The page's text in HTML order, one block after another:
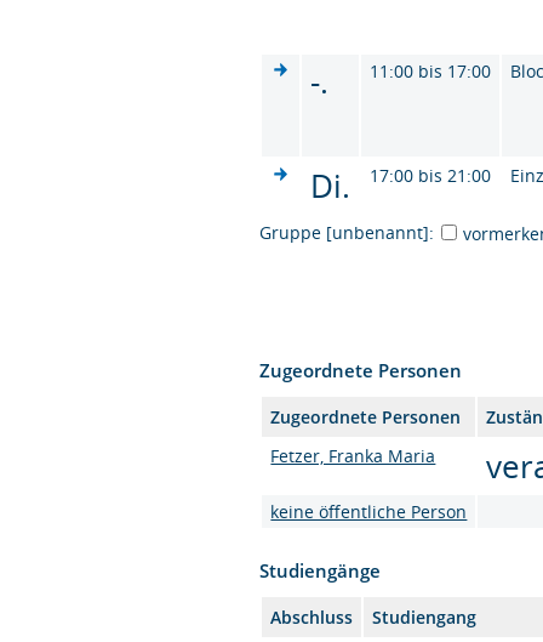
-. 11:00 bis 17:00
Di. 17:00 bis 21:00
Gruppe [unbenannt]:
Zugeordnete Personen
Zugeordnete Personen
Fetzer, Franka Maria
keine öffentliche Person
Studiengänge
Abschluss
Studiengang